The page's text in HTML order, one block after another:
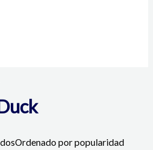
Ordenado por popularidad